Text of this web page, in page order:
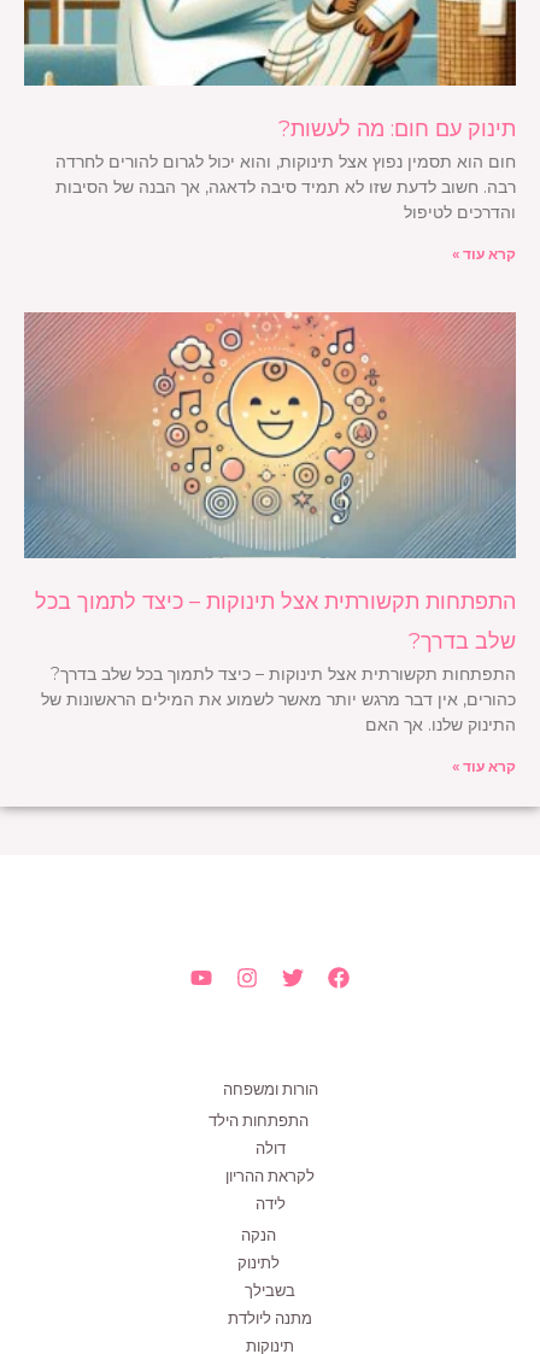
תינוק עם חום: מה לעשות?
חום הוא תסמין נפוץ אצל תינוקות, והוא יכול לגרום להורים לחרדה
רבה. חשוב לדעת שזו לא תמיד סיבה לדאגה, אך הבנה של הסיבות
והדרכים לטיפול
קרא עוד »
התפתחות תקשורתית אצל תינוקות – כיצד לתמוך בכל
שלב בדרך?
התפתחות תקשורתית אצל תינוקות – כיצד לתמוך בכל שלב בדרך?
כהורים, אין דבר מרגש יותר מאשר לשמוע את המילים הראשונות של
התינוק שלנו. אך האם
קרא עוד »
הורות ומשפחה
התפתחות הילד
דולה
לקראת ההריון
לידה
הנקה
לתינוק
בשבילך
מתנה ליולדת
תינוקות